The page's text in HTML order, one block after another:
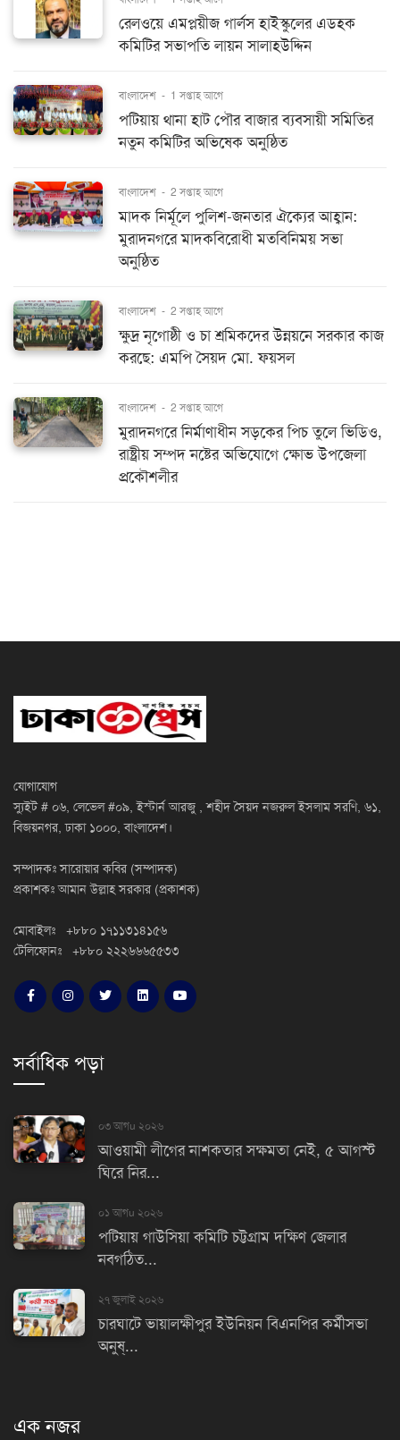
রেলওয়ে এমপ্লয়ীজ গার্লস হাইস্কুলের এডহক
কমিটির সভাপতি লায়ন সালাহউদ্দিন
বাংলাদেশ - 1 সপ্তাহ আগে
পটিয়ায় থানা হাট পৌর বাজার ব্যবসায়ী সমিতির
নতুন কমিটির অভিষেক অনুষ্ঠিত
বাংলাদেশ - 2 সপ্তাহ আগে
মাদক নির্মূলে পুলিশ-জনতার ঐক্যের আহ্বান:
মুরাদনগরে মাদকবিরোধী মতবিনিময় সভা
অনুষ্ঠিত
বাংলাদেশ - 2 সপ্তাহ আগে
ক্ষুদ্র নৃগোষ্ঠী ও চা শ্রমিকদের উন্নয়নে সরকার কাজ
করছে: এমপি সৈয়দ মো. ফয়সল
বাংলাদেশ - 2 সপ্তাহ আগে
মুরাদনগরে নির্মাণাধীন সড়কের পিচ তুলে ভিডিও,
রাষ্ট্রীয় সম্পদ নষ্টের অভিযোগে ক্ষোভ উপজেলা
প্রকৌশলীর
যোগাযোগ
স্যুইট # ০৬, লেভেল #০৯, ইস্টার্ন আরজু , শহীদ সৈয়দ নজরুল ইসলাম সরণি, ৬১,
বিজয়নগর, ঢাকা ১০০০, বাংলাদেশ।
সম্পাদকঃ সারোয়ার কবির (সম্পাদক)
প্রকাশকঃ আমান উল্লাহ সরকার (প্রকাশক)
মোবাইলঃ +৮৮০ ১৭১১৩১৪১৫৬
টেলিফোনঃ +৮৮০ ২২২৬৬৬৫৫৩৩
সর্বাধিক পড়া
০৩ আগu ২০২৬
আওয়ামী লীগের নাশকতার সক্ষমতা নেই, ৫ আগস্ট
ঘিরে নির...
০১ আগu ২০২৬
পটিয়ায় গাউসিয়া কমিটি চট্টগ্রাম দক্ষিণ জেলার
নবগঠিত...
২৭ জুলাই ২০২৬
চারঘাটে ভায়ালক্ষীপুর ইউনিয়ন বিএনপির কর্মীসভা
অনুষ্...
এক নজর